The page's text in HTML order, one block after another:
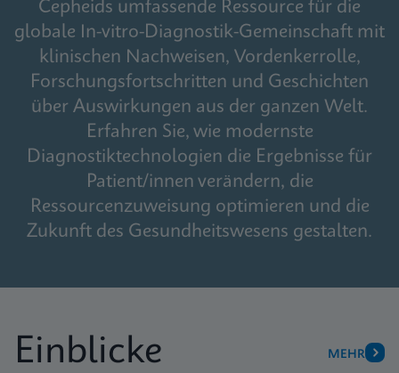
Cepheids umfassende Ressource für die
globale In-vitro-Diagnostik-Gemeinschaft mit
klinischen Nachweisen, Vordenkerrolle,
Forschungsfortschritten und Geschichten
über Auswirkungen aus der ganzen Welt.
Erfahren Sie, wie modernste
Diagnostiktechnologien die Ergebnisse für
Patient/innen verändern, die
Ressourcenzuweisung optimieren und die
Zukunft des Gesundheitswesens gestalten.
Einblicke MEHR